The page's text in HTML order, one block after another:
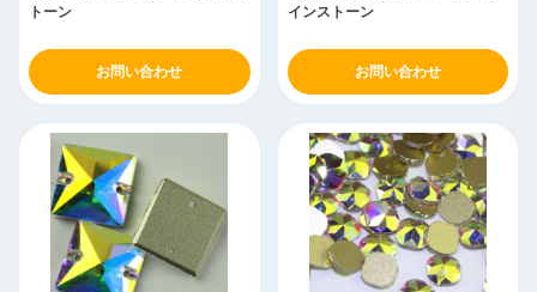
トーン
お問い合わせ
インストーン
お問い合わせ